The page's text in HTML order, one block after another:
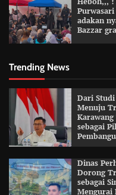
Purwasari
adakan
Bazzar
Trending News
Dari Studi
Menuju
sebagai
Dinas
Dorong
sebagai
Mengurai